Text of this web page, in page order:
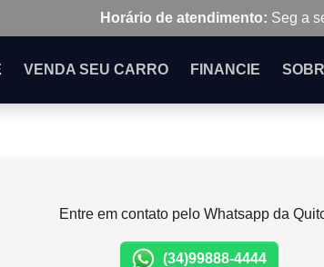
Horário de atendimento: Seg a
VENDA SEU CARRO FINANCIE
Entre em contato pelo Whatsapp da
(34)99888-4444